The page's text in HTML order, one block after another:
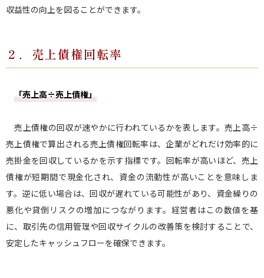
収益性の向上を図ることができます。
２．売上債権回転率
「売上高÷売上債権」
売上債権の回収が速やかに行われているかを表します。売上高÷
売上債権で算出される売上債権回転率は、企業がどれだけ効率的に
売掛金を回収しているかを示す指標です。回転率が高いほど、売上
債権が短期間で現金化され、資金の流動性が高いことを意味しま
す。逆に低い場合は、回収が遅れている可能性があり、資金繰りの
悪化や貸倒リスクの増加につながります。経営者はこの数値を基
に、取引先の信用管理や回収サイクルの改善策を検討することで、
安定したキャッシュフローを確保できます。